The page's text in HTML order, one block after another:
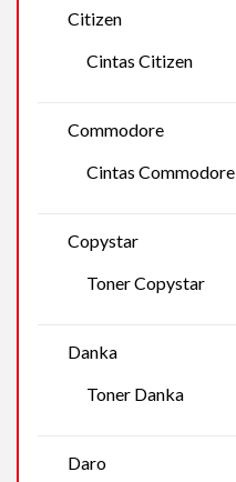
Citizen
Cintas Citizen
Commodore
Cintas Commodore
Copystar
Toner Copystar
Danka
Toner Danka
Daro